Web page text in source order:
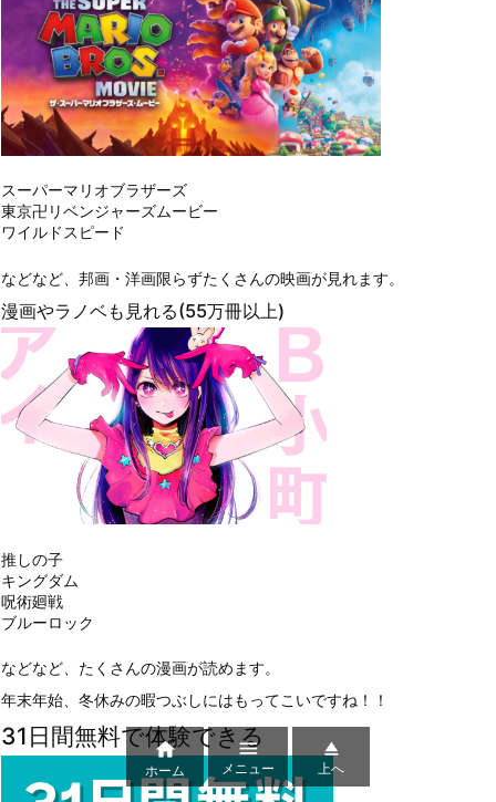
スーパーマリオブラザーズ
東京卍リベンジャーズムービー
ワイルドスピード
などなど、邦画・洋画限らずたくさんの映画が見れます。
漫画やラノベも見れる(55万冊以上)
推しの子
キングダム
呪術廻戦
ブルーロック
などなど、たくさんの漫画が読めます。
年末年始、冬休みの暇つぶしにはもってこいですね！！
31日間無料で体験できる

ホーム

メニュー

上へ